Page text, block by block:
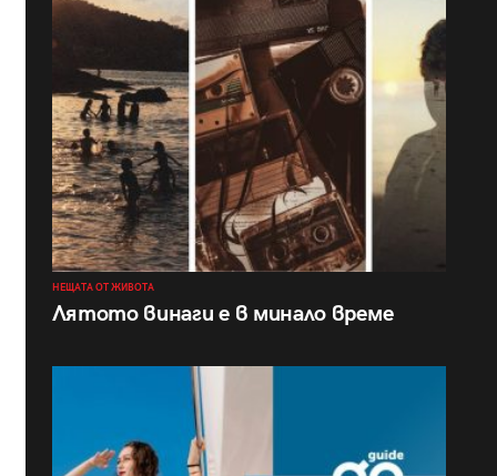
НЕЩАТА ОТ ЖИВОТА
Лятото винаги е в минало време